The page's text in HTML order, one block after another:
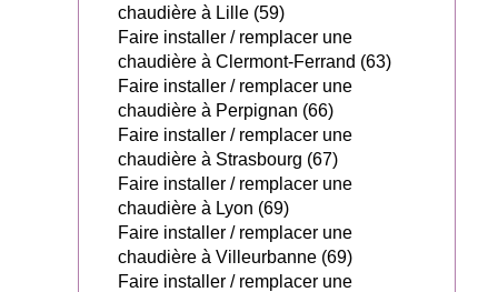
chaudière à Lille (59)
Faire installer / remplacer une
chaudière à Clermont-Ferrand (63)
Faire installer / remplacer une
chaudière à Perpignan (66)
Faire installer / remplacer une
chaudière à Strasbourg (67)
Faire installer / remplacer une
chaudière à Lyon (69)
Faire installer / remplacer une
chaudière à Villeurbanne (69)
Faire installer / remplacer une